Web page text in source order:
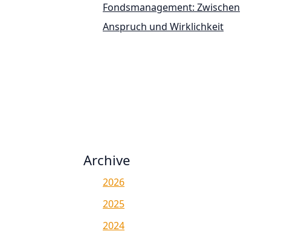
Fondsmanagement: Zwischen
Anspruch und Wirklichkeit
Archive
2026
2025
2024